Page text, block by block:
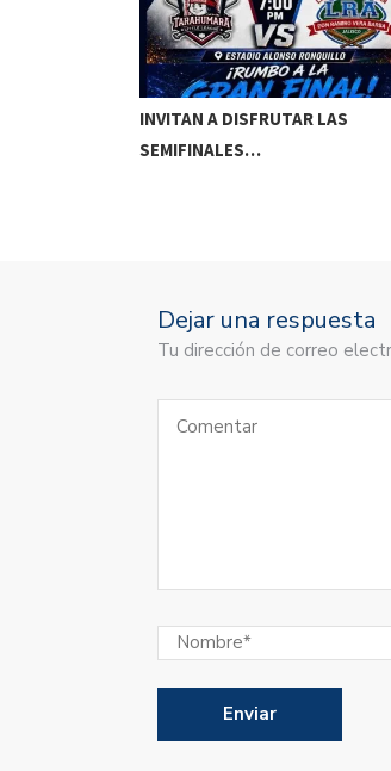
INVITAN A DISFRUTAR LAS
SEMIFINALES…
Dejar una respuesta
Tu dirección de correo